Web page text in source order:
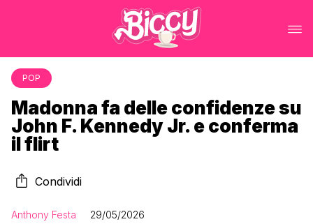
POP
Madonna fa delle confidenze su
John F. Kennedy Jr. e conferma
il flirt
Condividi
Anthony Festa 29/05/2026